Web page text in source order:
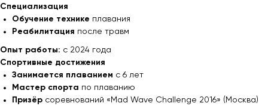
Специализация
Обучение технике плавания
Реабилитация после травм
Опыт работы: с 2024 года
Спортивные достижения
Занимается плаванием с 6 лет
Мастер спорта по плаванию
Призёр соревнований «Mad Wave Challenge 2016» (Москва)